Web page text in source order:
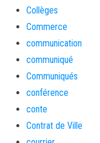
Collèges
Commerce
communication
communiqué
Communiqués
conférence
conte
Contrat de Ville